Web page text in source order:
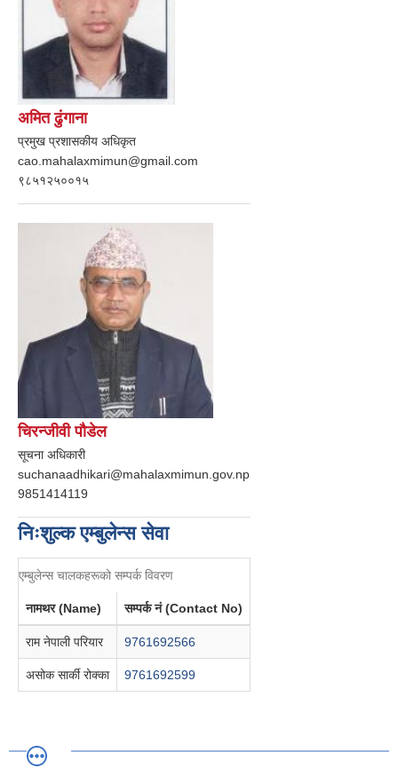
अमित ढुंगाना
प्रमुख प्रशासकीय अधिकृत
cao.mahalaxmimun@gmail.com
९८५१२५००१५
चिरन्जीवी पौडेल
सूचना अधिकारी
suchanaadhikari@mahalaxmimun.gov.np
9851414119
निःशुल्क एम्बुलेन्स सेवा
एम्बुलेन्स चालकहरूको सम्पर्क विवरण
नामथर (Name) सम्पर्क नं (Contact No)
राम नेपाली परियार 9761692566
असोक सार्की रोक्का 9761692599